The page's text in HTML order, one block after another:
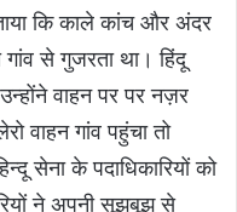
कि काले कांच और अंदर
गांव से गुजरता था। हिंदू
वाहन पर पर नज़र
वाहन गांव पहुंचा तो
सेना के पदाधिकारियों को
ने अपनी सूझबूझ से